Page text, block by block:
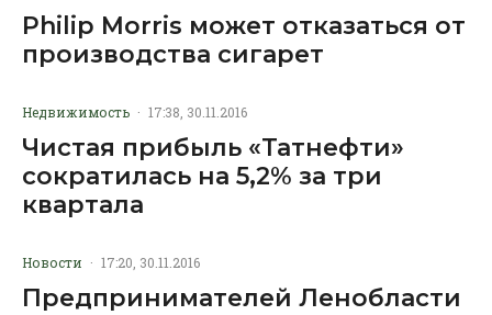
Philip Morris может отказаться от
производства сигарет
Недвижимость · 17:38, 30.11.2016
Чистая прибыль «Татнефти»
сократилась на 5,2% за три
квартала
Новости · 17:20, 30.11.2016
Предпринимателей Ленобласти